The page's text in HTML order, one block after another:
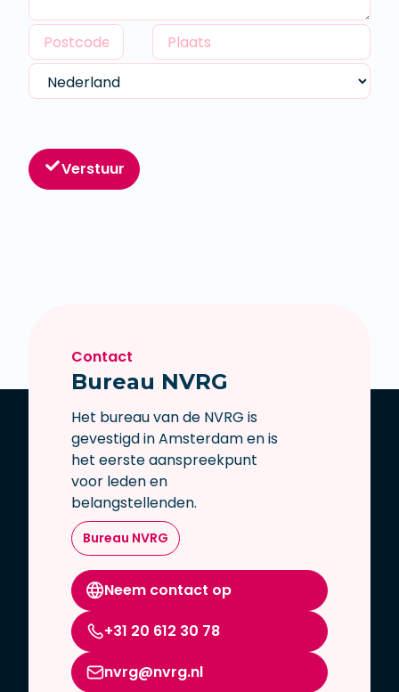
Verstuur
Contact
Bureau NVRG
Het bureau van de NVRG is
gevestigd in Amsterdam en is
het eerste aanspreekpunt
voor leden en
belangstellenden.
Bureau NVRG
Neem contact op
+31 20 612 30 78
nvrg@nvrg.nl